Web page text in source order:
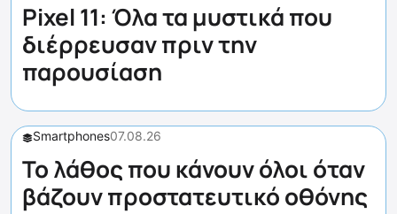
Pixel 11: Όλα τα μυστικά που
διέρρευσαν πριν την
παρουσίαση
Smartphones07.08.26
Το λάθος που κάνουν όλοι όταν
βάζουν προστατευτικό οθόνης